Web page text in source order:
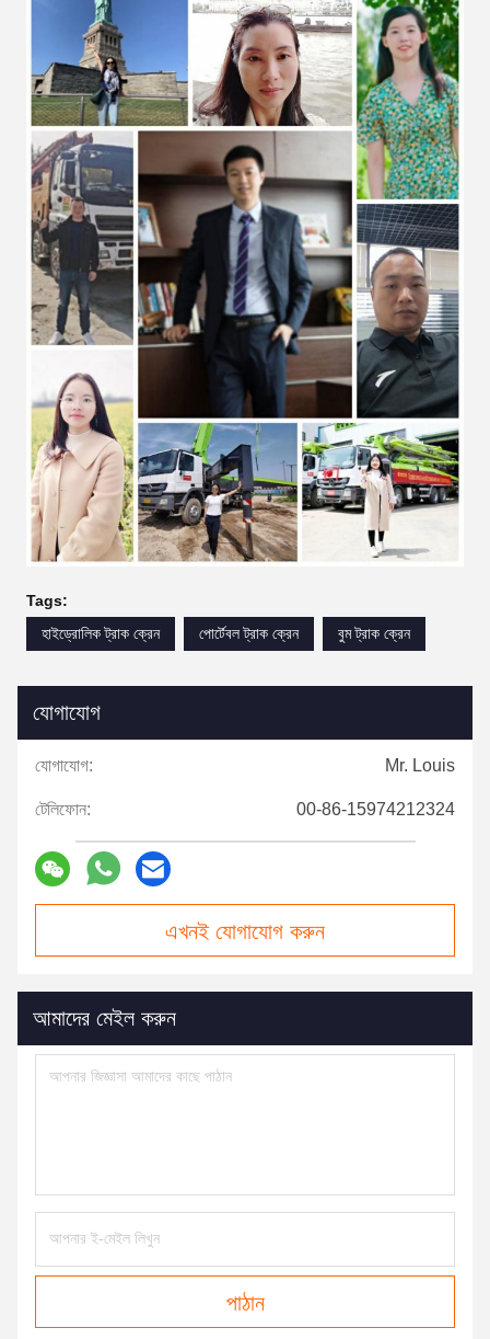
Tags:
হাইড্রোলিক ট্রাক ক্রেন
পোর্টেবল ট্রাক ক্রেন বুম ট্রাক ক্রেন
যোগাযোগ
যোগাযোগ: Mr. Louis
টেলিফোন: 00-86-15974212324
এখনই যোগাযোগ করুন
আমাদের মেইল করুন
পাঠান